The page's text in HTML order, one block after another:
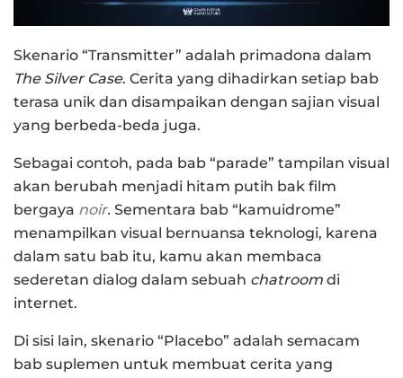
Skenario “Transmitter” adalah primadona dalam
The Silver Case. Cerita yang dihadirkan setiap bab
terasa unik dan disampaikan dengan sajian visual
yang berbeda-beda juga.
Sebagai contoh, pada bab “parade” tampilan visual
akan berubah menjadi hitam putih bak film
bergaya noir. Sementara bab “kamuidrome”
menampilkan visual bernuansa teknologi, karena
dalam satu bab itu, kamu akan membaca
sederetan dialog dalam sebuah chatroom di
internet.
Di sisi lain, skenario “Placebo” adalah semacam
bab suplemen untuk membuat cerita yang